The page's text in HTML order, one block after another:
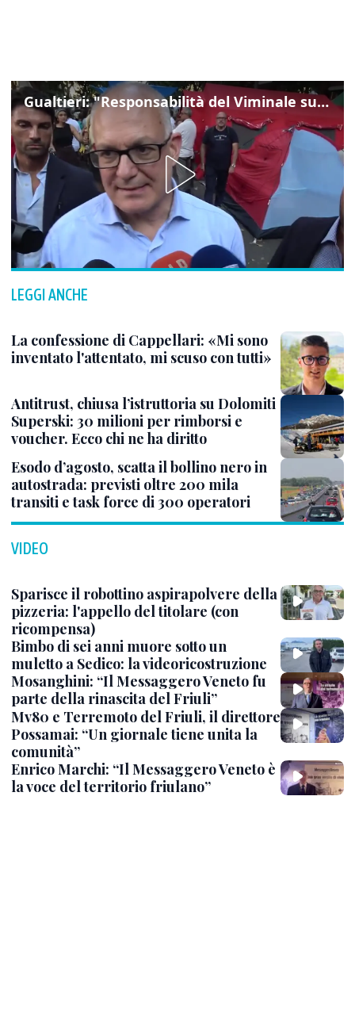
Gualtieri: "Responsabilità del Viminale su Spin Time? La posizione dei partiti è nota"
LEGGI ANCHE
La confessione di Cappellari: «Mi sono
inventato l'attentato, mi scuso con tutti»
Antitrust, chiusa l’istruttoria su Dolomiti
Superski: 30 milioni per rimborsi e
voucher. Ecco chi ne ha diritto
Esodo d’agosto, scatta il bollino nero in
autostrada: previsti oltre 200 mila
transiti e task force di 300 operatori
VIDEO
Sparisce il robottino aspirapolvere della
pizzeria: l'appello del titolare (con
ricompensa)
Bimbo di sei anni muore sotto un
muletto a Sedico: la videoricostruzione
Mosanghini: “Il Messaggero Veneto fu
parte della rinascita del Friuli”
Mv80 e Terremoto del Friuli, il direttore
Possamai: “Un giornale tiene unita la
comunità”
Enrico Marchi: “Il Messaggero Veneto è
la voce del territorio friulano”